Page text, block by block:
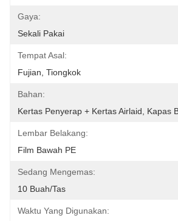
Gaya:
Sekali Pakai
Tempat Asal:
Fujian, Tiongkok
Bahan:
Kertas Penyerap + Kertas Airlaid, Kapas
Lembar Belakang:
Film Bawah PE
Sedang Mengemas:
10 Buah/tas
Waktu Yang Digunakan: